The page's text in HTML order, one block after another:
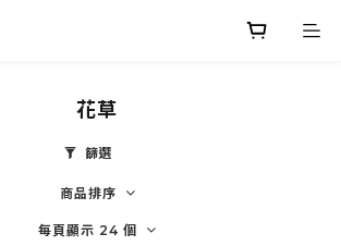
花草
篩選
商品排序
每頁顯示 24 個